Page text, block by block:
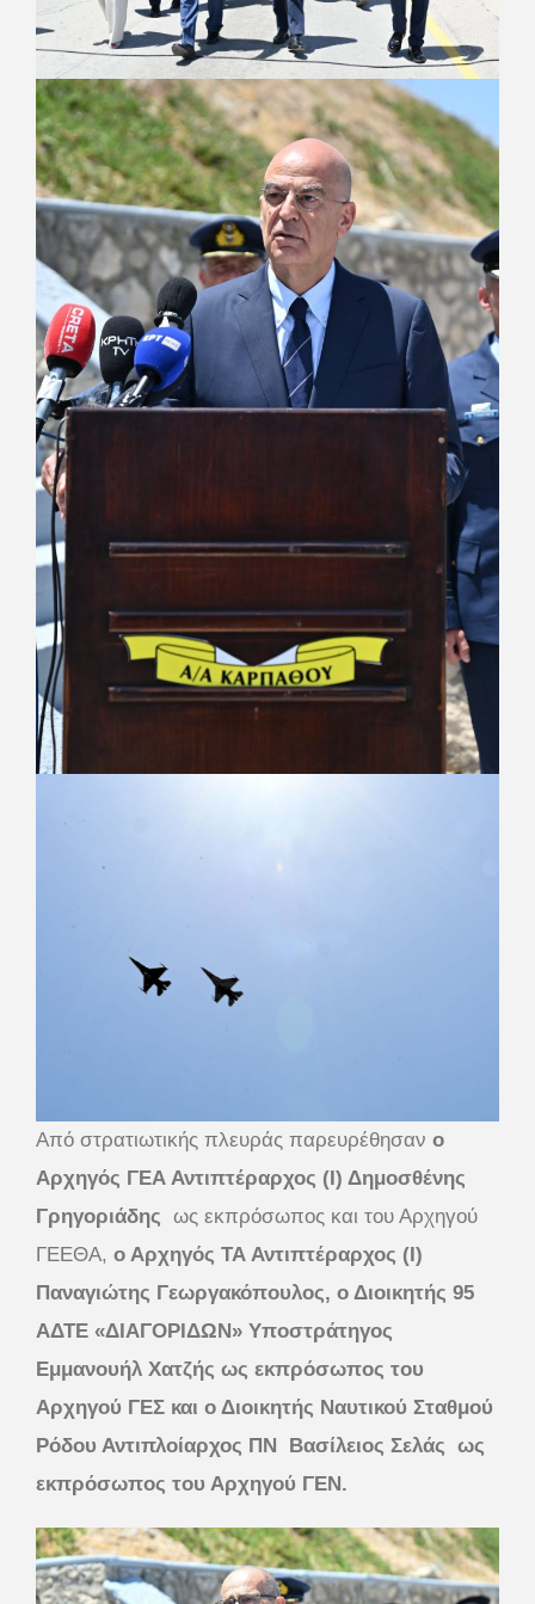
Από στρατιωτικής πλευράς παρευρέθησαν ο
Αρχηγός ΓΕΑ Αντιπτέραρχος (Ι) Δημοσθένης
Γρηγοριάδης ως εκπρόσωπος και του Αρχηγού
ΓΕΕΘΑ, ο Αρχηγός ΤΑ Αντιπτέραρχος (Ι)
Παναγιώτης Γεωργακόπουλος, ο Διοικητής 95
ΑΔΤΕ «ΔΙΑΓΟΡΙΔΩΝ» Υποστράτηγος
Εμμανουήλ Χατζής ως εκπρόσωπος του
Αρχηγού ΓΕΣ και ο Διοικητής Ναυτικού Σταθμού
Ρόδου Αντιπλοίαρχος ΠΝ Βασίλειος Σελάς ως
εκπρόσωπος του Αρχηγού ΓΕΝ.